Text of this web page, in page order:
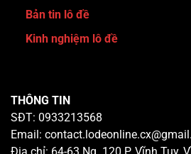
Bản tin lô đề
Kinh nghiệm lô đề
THÔNG TIN
SĐT: 0933213568
Email: